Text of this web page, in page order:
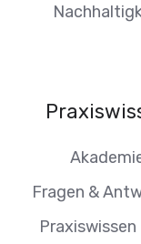
Fragen &